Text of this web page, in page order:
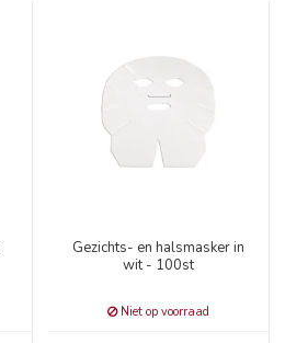
Gezichts- en halsmasker in
wit - 100st
Niet op voorraad